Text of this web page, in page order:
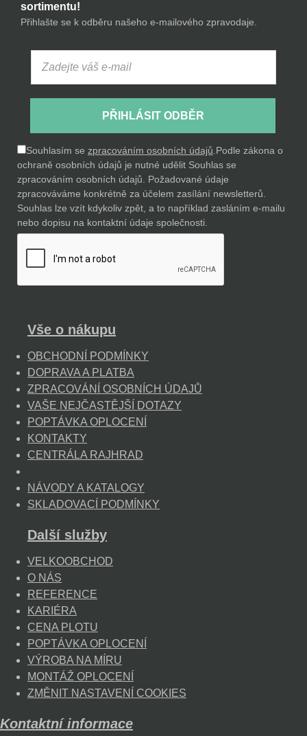
sortimentu!
Přihlašte se k odběru našeho e-mailového zpravodaje.
PŘIHLÁSIT ODBĚR
Souhlasím se zpracováním osobních údajů Podle zákona o
ochraně osobních údajů je nutné udělit Souhlas se
zpracováním osobních údajů. Požadované údaje
zpracováváme konkrétně za účelem zasílání newsletterů.
Souhlas lze vzít kdykoliv zpět, a to například zasláním e-mailu
nebo dopisu na kontaktní údaje společnosti.
Vše o nákupu
OBCHODNÍ PODMÍNKY
DOPRAVA A PLATBA
ZPRACOVÁNÍ OSOBNÍCH ÚDAJŮ
VAŠE NEJČASTĚJŠÍ DOTAZY
POPTÁVKA OPLOCENÍ
KONTAKTY
CENTRÁLA RAJHRAD
NÁVODY A KATALOGY
SKLADOVACÍ PODMÍNKY
Další služby
VELKOOBCHOD
O NÁS
REFERENCE
KARIÉRA
CENA PLOTU
POPTÁVKA OPLOCENÍ
VÝROBA NA MÍRU
MONTÁŽ OPLOCENÍ
ZMĚNIT NASTAVENÍ COOKIES
Kontaktní informace